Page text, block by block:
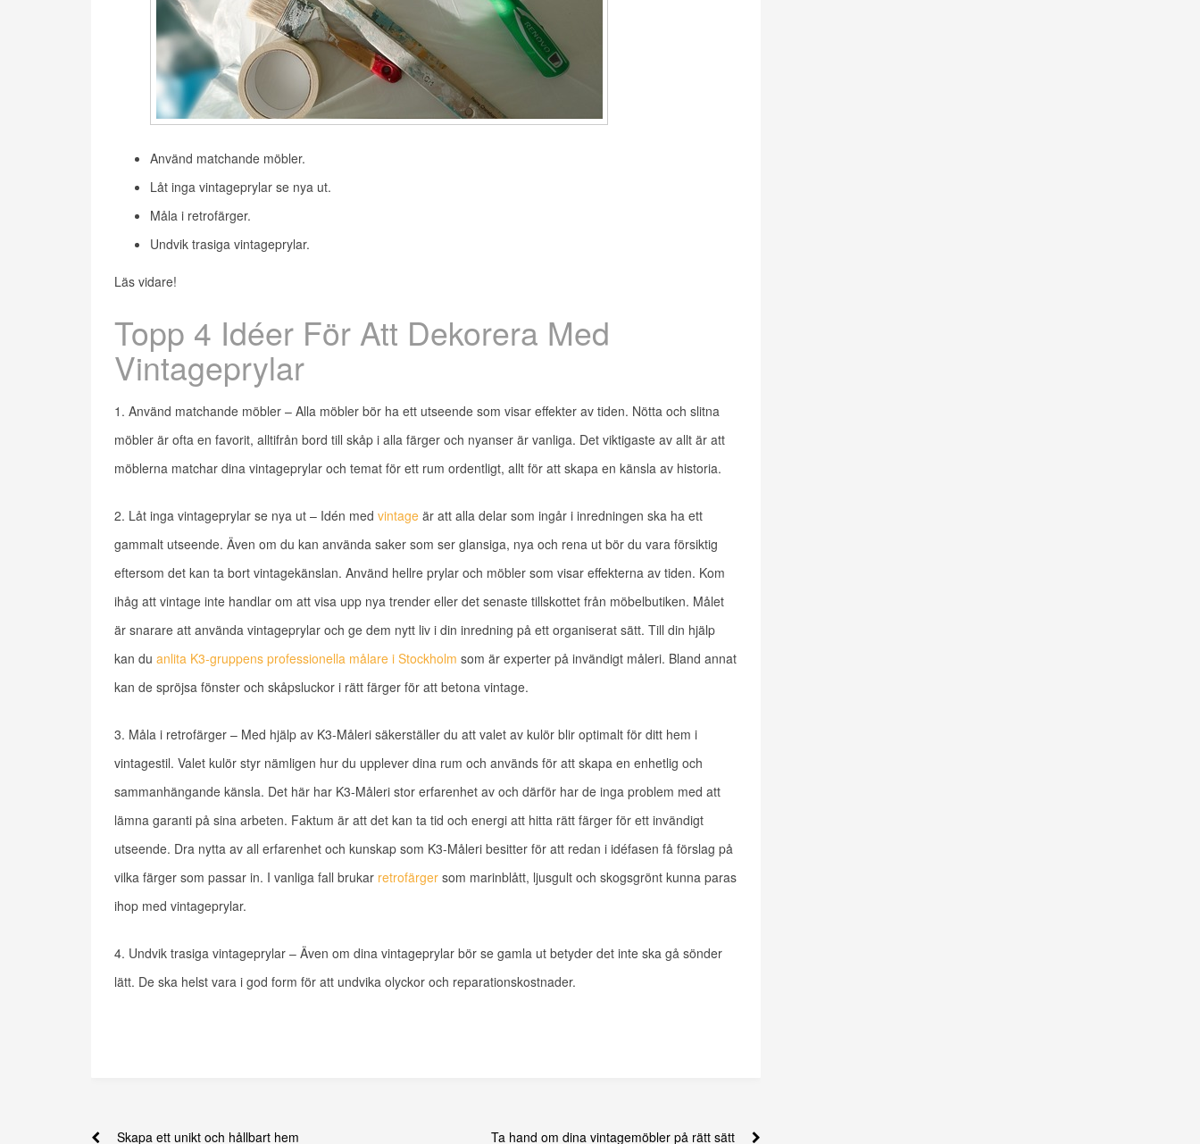
Använd matchande möbler.
Låt inga vintageprylar se nya ut.
Måla i retrofärger.
Undvik trasiga vintageprylar.
Läs vidare!
Topp 4 Idéer För Att Dekorera Med
Vintageprylar
1. Använd matchande möbler – Alla möbler bör ha ett utseende som visar effekter av tiden. Nötta och slitna
möbler är ofta en favorit, alltifrån bord till skåp i alla färger och nyanser är vanliga. Det viktigaste av allt är att
möblerna matchar dina vintageprylar och temat för ett rum ordentligt, allt för att skapa en känsla av historia.
2. Låt inga vintageprylar se nya ut – Idén med vintage är att alla delar som ingår i inredningen ska ha ett
gammalt utseende. Även om du kan använda saker som ser glansiga, nya och rena ut bör du vara försiktig
eftersom det kan ta bort vintagekänslan. Använd hellre prylar och möbler som visar effekterna av tiden. Kom
ihåg att vintage inte handlar om att visa upp nya trender eller det senaste tillskottet från möbelbutiken. Målet
är snarare att använda vintageprylar och ge dem nytt liv i din inredning på ett organiserat sätt. Till din hjälp
kan du anlita K3-gruppens professionella målare i Stockholm som är experter på invändigt måleri. Bland annat
kan de spröjsa fönster och skåpsluckor i rätt färger för att betona vintage.
3. Måla i retrofärger – Med hjälp av K3-Måleri säkerställer du att valet av kulör blir optimalt för ditt hem i
vintagestil. Valet kulör styr nämligen hur du upplever dina rum och används för att skapa en enhetlig och
sammanhängande känsla. Det här har K3-Måleri stor erfarenhet av och därför har de inga problem med att
lämna garanti på sina arbeten. Faktum är att det kan ta tid och energi att hitta rätt färger för ett invändigt
utseende. Dra nytta av all erfarenhet och kunskap som K3-Måleri besitter för att redan i idéfasen få förslag på
vilka färger som passar in. I vanliga fall brukar retrofärger som marinblått, ljusgult och skogsgrönt kunna paras
ihop med vintageprylar.
4. Undvik trasiga vintageprylar – Även om dina vintageprylar bör se gamla ut betyder det inte ska gå sönder
lätt. De ska helst vara i god form för att undvika olyckor och reparationskostnader.
Skapa ett unikt och hållbart hem Ta hand om dina vintagemöbler på rätt sätt